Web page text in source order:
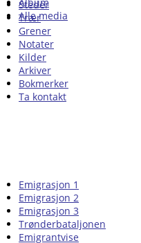
Alle media
Steder
Trær
Grener
Notater
Kilder
Arkiver
Bokmerker
Ta kontakt
Emigrasjon 1
Emigrasjon 2
Emigrasjon 3
Trønderbataljonen
Emigrantvise